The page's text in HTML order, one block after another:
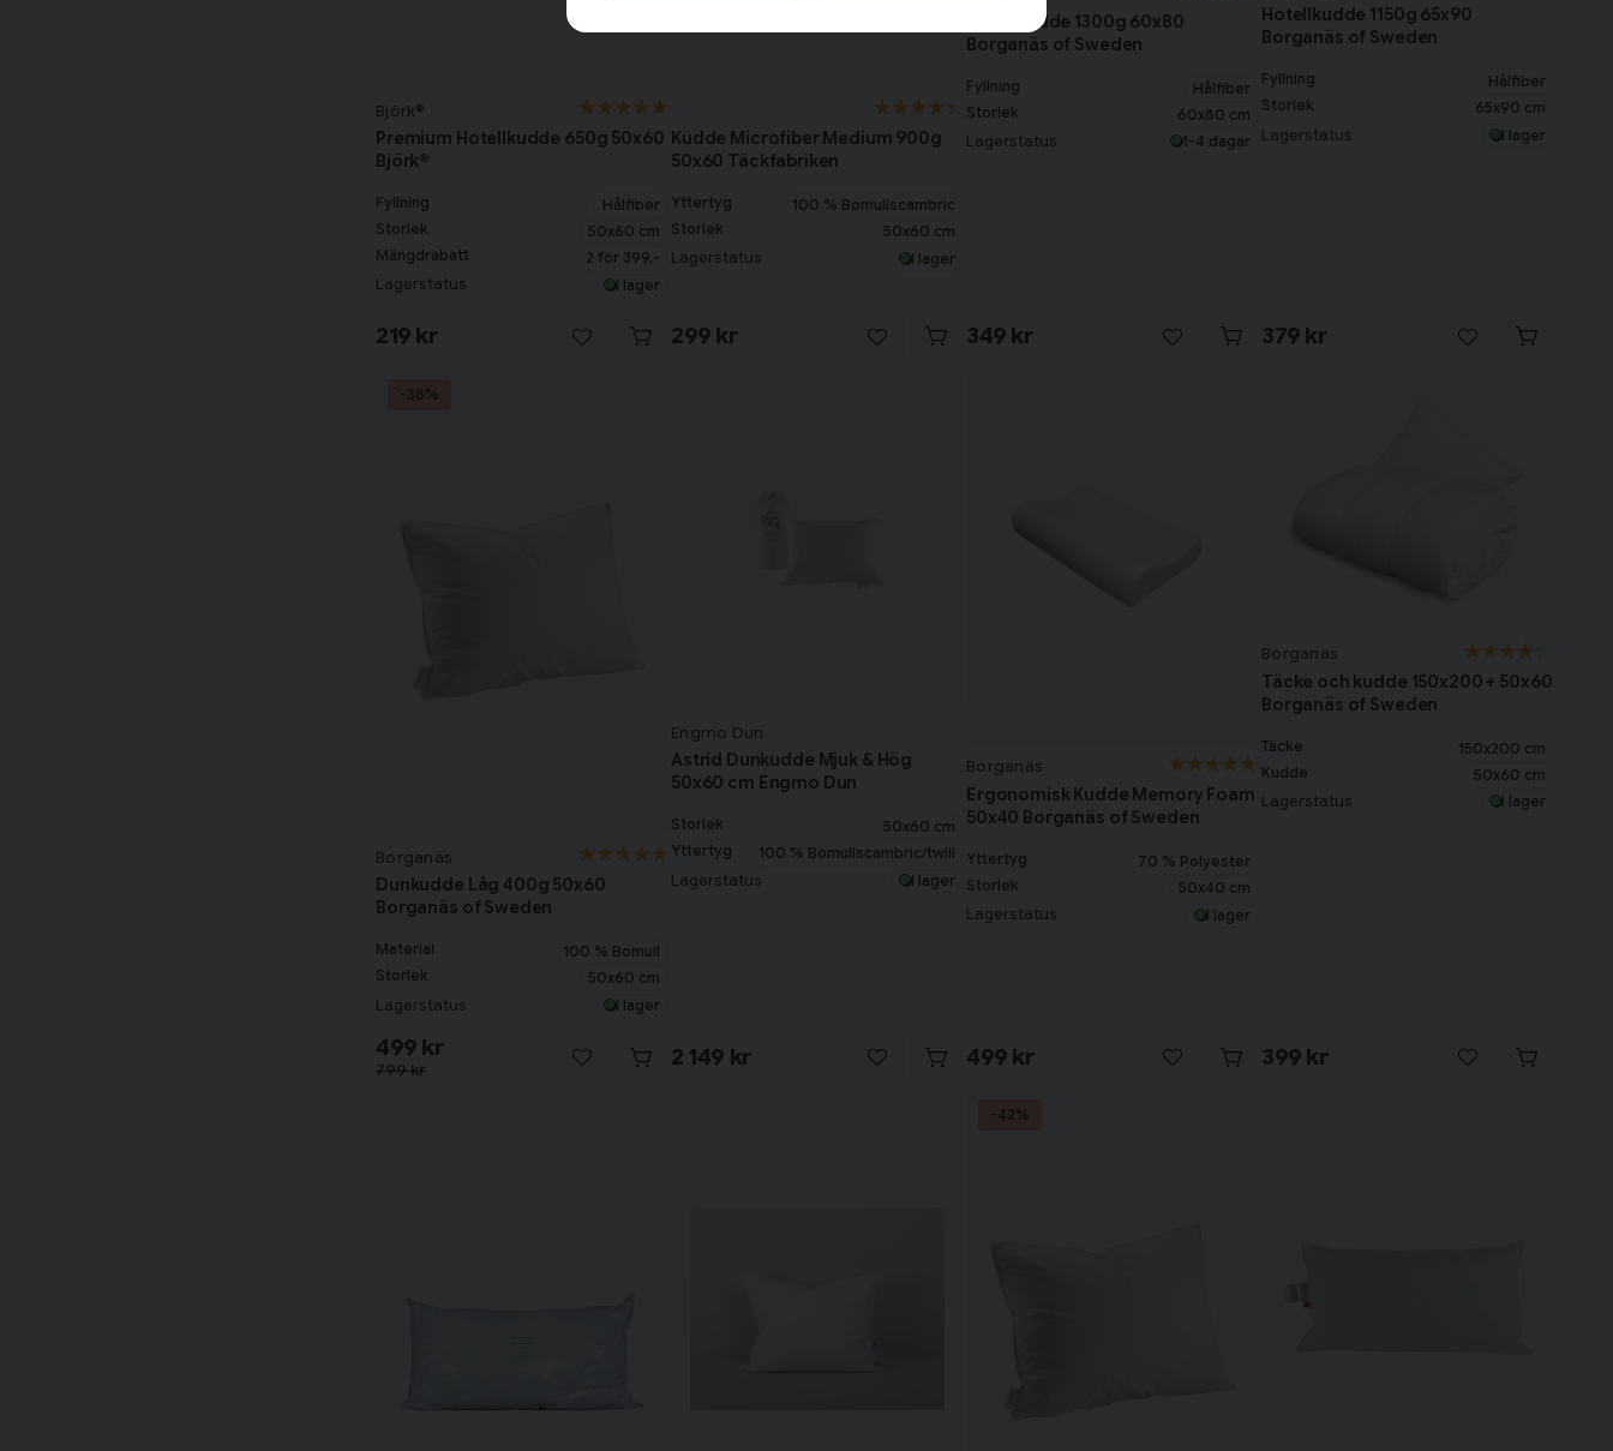
Björk®
Premium Hotellkudde 650g 50x60
Björk®
Fyllning
Hålfiber
Storlek
50x60 cm
Mängdrabatt
2 för 399,-
Lagerstatus I lager
219 kr
Kudde Microfiber Medium 900g
50x60 Täckfabriken
Yttertyg
100 % Bomullscambric
Storlek
50x60 cm
Lagerstatus I lager
299 kr
Hotellkudde 1300g 60x80
Borganäs of Sweden
Fyllning
Hålfiber
Storlek
60x80 cm
Lagerstatus 1-4 dagar
349 kr
Hotellkudde 1150g 65x90
Borganäs of Sweden
Fyllning
Hålfiber
Storlek
65x90 cm
Lagerstatus I lager
379 kr
Borganäs
Dunkudde Låg 400g 50x60
Borganäs of Sweden
Material
100 % Bomull
Storlek
50x60 cm
Lagerstatus I lager
799 kr
499 kr
-38%
Engmo Dun
Astrid Dunkudde Mjuk & Hög
50x60 cm Engmo Dun
Storlek
50x60 cm
Yttertyg
100 % Bomullscambric/twill
Lagerstatus I lager
2 149 kr
Borganäs
Ergonomisk Kudde Memory Foam
50x40 Borganäs of Sweden
Yttertyg
70 % Polyester
Storlek
50x40 cm
Lagerstatus I lager
499 kr
Borganäs
Täcke och kudde 150x200 + 50x60
Borganäs of Sweden
Täcke
150x200 cm
Kudde
50x60 cm
Lagerstatus I lager
399 kr
-42%